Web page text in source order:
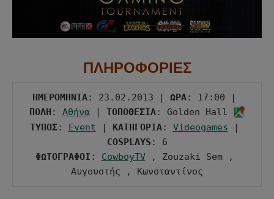
ΠΛΗΡΟΦΟΡΙΕΣ
ΗΜΕΡΟΜΗΝΙΑ: 23.02.2013 | ΩΡΑ
ΠΟΛΗ : Αθήνα | ΤΟΠΟΘΕΣΙΑ: Golden Hall
ΤΥΠΟΣ: Event | ΚΑΤΗΓΟΡΙΑ: Videogames
COSPLAYS
ΦΩΤΟΓΡΑΦΟΙ : CowboyTV , Zouzaki Sem ,
Αυγουστής , Κωνσταντίνος